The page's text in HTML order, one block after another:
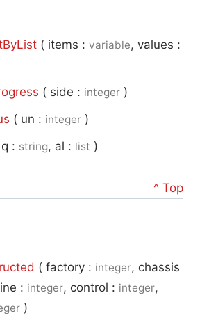
( items : variable, values :
( side : integer )
( un : integer )
q : string, al : list )
^ Top
( factory : integer, chassis
: integer, control : integer,
)